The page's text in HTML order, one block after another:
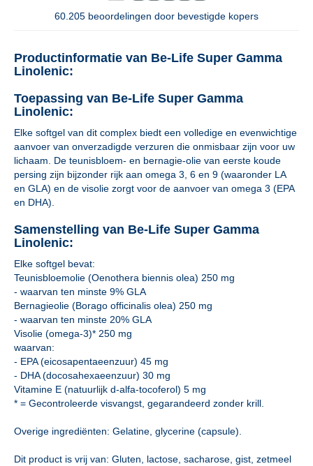
60.205 beoordelingen door bevestigde kopers
Productinformatie van Be-Life Super Gamma
Linolenic:
Toepassing van Be-Life Super Gamma
Linolenic:
Elke softgel van dit complex biedt een volledige en evenwichtige
aanvoer van onverzadigde verzuren die onmisbaar zijn voor uw
lichaam. De teunisbloem- en bernagie-olie van eerste koude
persing zijn bijzonder rijk aan omega 3, 6 en 9 (waaronder LA
en GLA) en de visolie zorgt voor de aanvoer van omega 3 (EPA
en DHA).
Samenstelling van Be-Life Super Gamma
Linolenic:
Elke softgel bevat:
Teunisbloemolie (Oenothera biennis olea) 250 mg
- waarvan ten minste 9% GLA
Bernagieolie (Borago officinalis olea) 250 mg
- waarvan ten minste 20% GLA
Visolie (omega-3)* 250 mg
waarvan:
- EPA (eicosapentaeenzuur) 45 mg
- DHA (docosahexaeenzuur) 30 mg
Vitamine E (natuurlijk d-alfa-tocoferol) 5 mg
* = Gecontroleerde visvangst, gegarandeerd zonder krill.
Overige ingrediënten: Gelatine, glycerine (capsule).
Dit product is vrij van: Gluten, lactose, sacharose, gist, zetmeel